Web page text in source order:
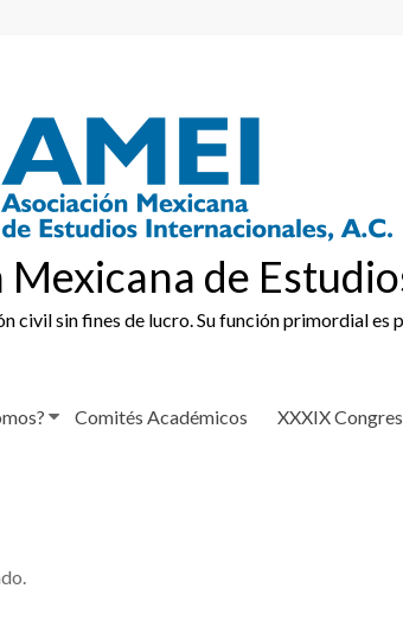
Mexicana de
civil sin fines de lucro. Su función primordial
Comités Académicos XXXIX